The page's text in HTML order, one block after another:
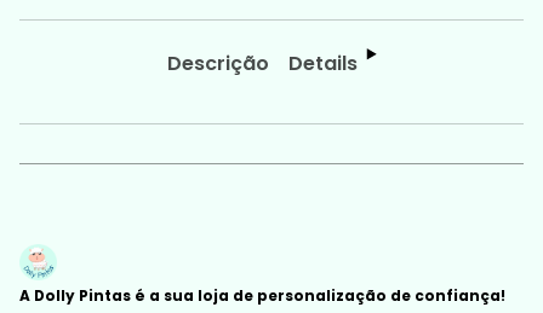
Descrição Details
A Dolly Pintas é a sua loja de personalização de confiança!